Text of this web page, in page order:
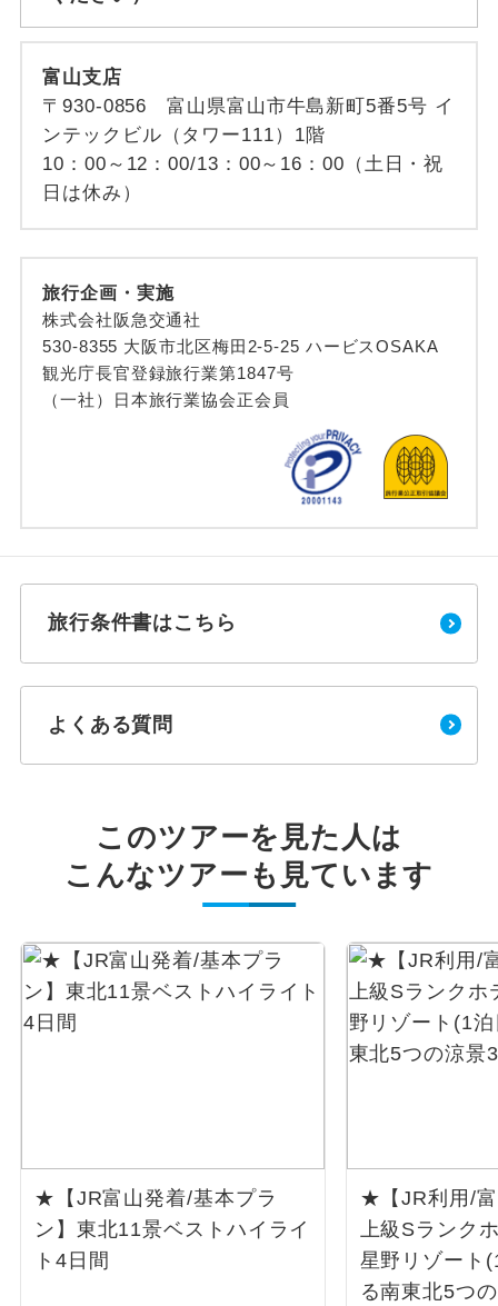
富山支店
〒930-0856 富山県富山市牛島新町5番5号 イ
ンテックビル（タワー111）1階
10：00～12：00/13：00～16：00（土日・祝
日は休み）
旅行企画・実施
株式会社阪急交通社
530-8355 大阪市北区梅田2-5-25 ハービスOSAKA
観光庁長官登録旅行業第1847号
（一社）日本旅行業協会正会員
旅行条件書はこちら
よくある質問
このツアーを見た人は
こんなツアーも見ています
★【JR富山発着/基本プラ
ン】東北11景ベストハイライ
ト4日間
★【JR利用/
上級Sランク
星野リゾート
る南東北5つ